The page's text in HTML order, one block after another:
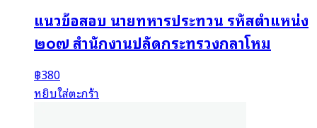
แนวข้อสอบ นายทหารประทวน รหัสตำแหน่ง
๒๐๗ สำนักงานปลัดกระทรวงกลาโหม
฿380
หยิบใส่ตะกร้า